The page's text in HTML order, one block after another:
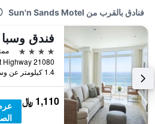
فنادق بالقرب من Sun'n Sands Motel
4 نجوم
1.4 كيلومتر عن وسط المدينة
1,110 ﷼